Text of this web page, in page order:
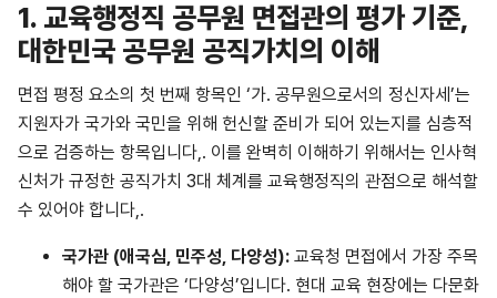
1. 교육행정직 공무원 면접관의 평가 기준,
대한민국 공무원 공직가치의 이해
면접 평정 요소의 첫 번째 항목인 ‘가. 공무원으로서의 정신자세’는
지원자가 국가와 국민을 위해 헌신할 준비가 되어 있는지를 심층적
으로 검증하는 항목입니다,. 이를 완벽히 이해하기 위해서는 인사혁
신처가 규정한 공직가치 3대 체계를 교육행정직의 관점으로 해석할
수 있어야 합니다,.
국가관 (애국심, 민주성, 다양성): 교육청 면접에서 가장 주목
해야 할 국가관은 ‘다양성’입니다. 현대 교육 현장에는 다문화